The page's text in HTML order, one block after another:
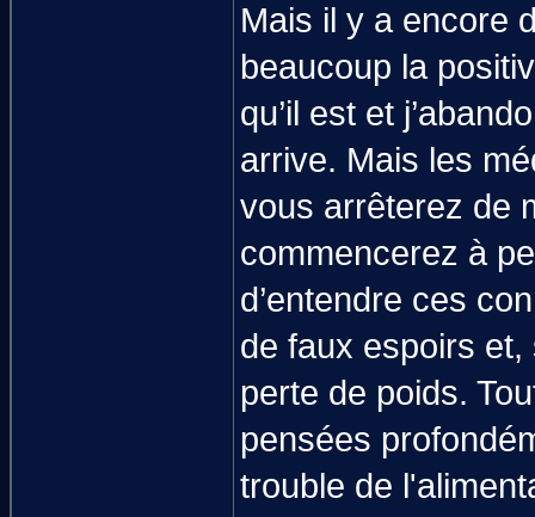
Mais il y a encore
beaucoup la
qu’il est et
arrive. Mais les
vous arrêterez de
commencerez à
d’entendre ces
de faux espoirs et,
perte de poids.
pensées
trouble de